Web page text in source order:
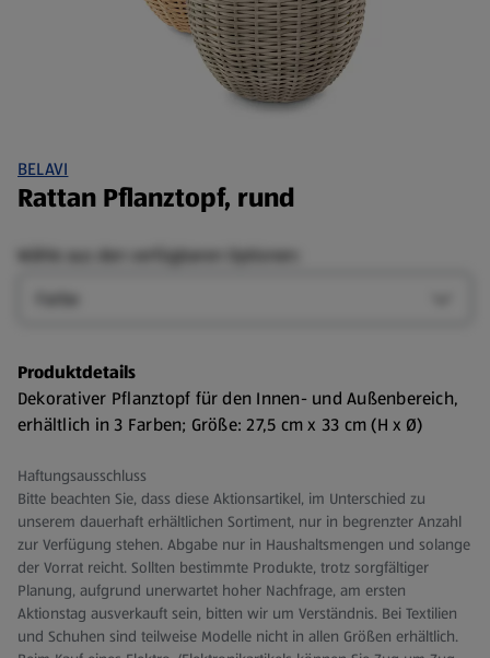
BELAVI
Rattan Pflanztopf, rund
Wähle aus den verfügbaren Optionen:
Produktdetails
Dekorativer Pflanztopf für den Innen- und Außenbereich,
erhältlich in 3 Farben; Größe: 27,5 cm x 33 cm (H x Ø)
Haftungsausschluss
Bitte beachten Sie, dass diese Aktionsartikel, im Unterschied zu
unserem dauerhaft erhältlichen Sortiment, nur in begrenzter Anzahl
zur Verfügung stehen. Abgabe nur in Haushaltsmengen und solange
der Vorrat reicht. Sollten bestimmte Produkte, trotz sorgfältiger
Planung, aufgrund unerwartet hoher Nachfrage, am ersten
Aktionstag ausverkauft sein, bitten wir um Verständnis. Bei Textilien
und Schuhen sind teilweise Modelle nicht in allen Größen erhältlich.